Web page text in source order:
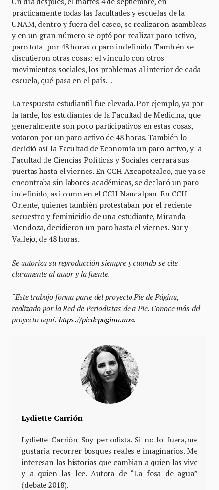
prácticamente todas las facultades y escuelas de la
UNAM, dentro y fuera del casco, se realizaron asambleas
y en un gran número se optó por realizar paro activo,
paro total por 48 horas o paro indefinido. También se
discutieron otras cosas: el vínculo con otros
movimientos sociales, los problemas al interior de cada
escuela, qué pasa en el país…
La respuesta estudiantil fue elevada. Por ejemplo, ya por
la tarde, los estudiantes de la Facultad de Medicina, que
generalmente son poco participativos en estas cosas,
votaron por un paro activo de 48 horas. También lo
decidió así la Facultad de Economía un paro activo, y la
Facultad de Ciencias Políticas y Sociales cerrará sus
puertas hasta el viernes. En CCH Azcapotzalco, que ya se
encontraba sin labores académicas, se declaró un paro
indefinido, así como en el CCH Naucalpan. En CCH
Oriente, quienes también protestaban por el reciente
secuestro y feminicidio de una estudiante, Miranda
Mendoza, decidieron un paro hasta el viernes. Sur y
Vallejo, de 48 horas.
Se autoriza su reproducción siempre y cuando se cite
claramente al autor y la fuente.
“Este trabajo forma parte del proyecto Pie de Página,
realizado por la Red de Periodistas de a Pie. Conoce más del
proyecto aquí: https://piedepagina.mx«.
Lydiette Carrión
Lydiette Carrión Soy periodista. Si no lo fuera,me
gustaría recorrer bosques reales e imaginarios. Me
interesan las historias que cambian a quien las vive
y a quien las lee. Autora de “La fosa de agua”
(debate 2018).